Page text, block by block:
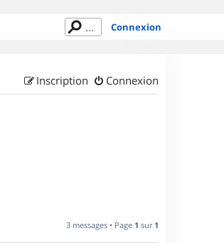
Connexion
Connexion
Inscription
3 messages • Page 1 sur 1